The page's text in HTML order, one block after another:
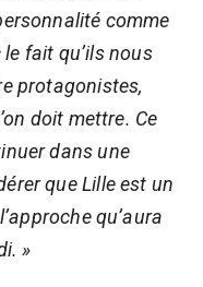
comme
fait qu’ils nous
protagonistes,
doit mettre. Ce
dans une
que Lille est un
qu’aura
»